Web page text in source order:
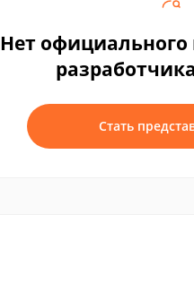
Нет официального
Стать